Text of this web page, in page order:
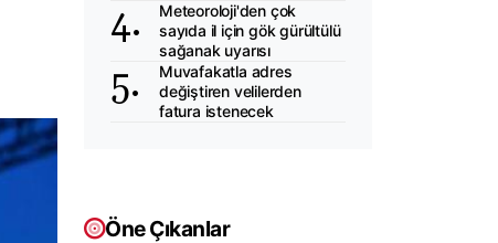
Meteoroloji'den çok
sayıda il için gök gürültülü
sağanak uyarısı
Muvafakatla adres
değiştiren velilerden
fatura istenecek
Öne Çıkanlar